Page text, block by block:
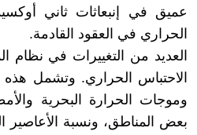
عميق في إنبعاثات ثاني
الحراري في العقود القادمة.
العديد من التغييرات في نظام
الاحتباس الحراري. وتشمل هذه
وموجات الحرارة البحرية
بعض المناطق، ونسبة الأعاصير